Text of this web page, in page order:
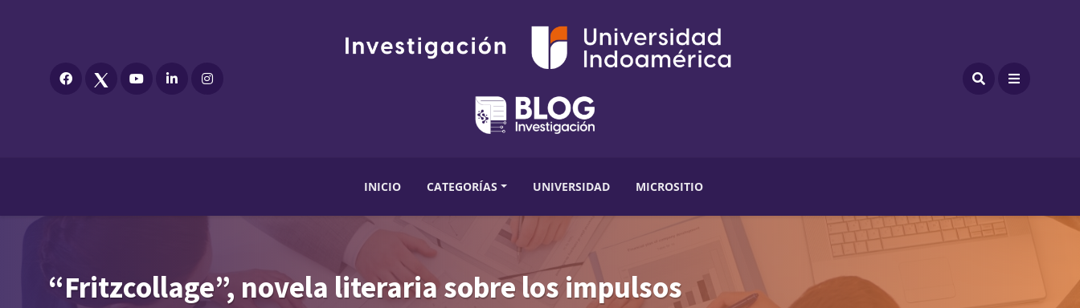
INICIO CATEGORÍAS UNIVERSIDAD MICROSITIO
“Fritzcollage”, novela literaria sobre los impulsos